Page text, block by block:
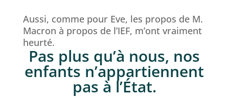
Aussi, comme pour Eve, les propos de M.
Macron à propos de l’IEF, m’ont vraiment
heurté.
Pas plus qu’à nous, nos
enfants n’appartiennent
pas à l’État.